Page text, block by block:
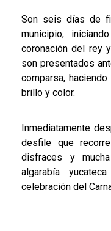
Son seis días de
municipio,
coronación del rey
son presentados
comparsa,
brillo y color.
Inmediatamente
desfile que
disfraces y
algarabía
celebración del